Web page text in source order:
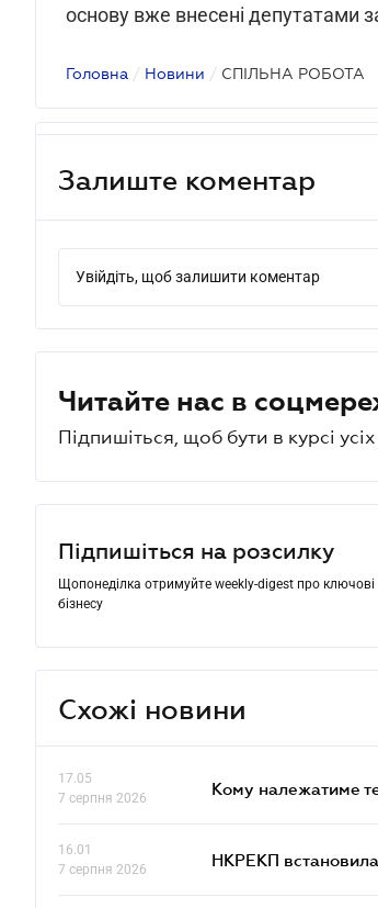
основу вже внесені депутатами
Головна / Новини / СПІЛЬНА РОБОТА
Залиште коментар
Увійдіть, щоб залишити коментар
Читайте нас в
Підпишіться, щоб бути в курсі
Підпишіться на розсилку
Щопонеділка отримуйте weekly-digest про ключові
бізнесу
Схожі новини
17.05
7 серпня 2026
Кому належатиме
16.01
7 серпня 2026
НКРЕКП